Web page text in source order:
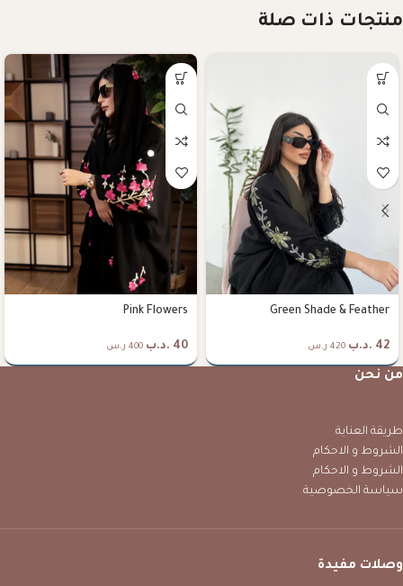
منتجات ذات صلة
Green Shade & Feather
42 .د.ب 420 ر.س
Pink Flowers
40 .د.ب 400 ر.س
من نحن
طريقة العناية
الشروط و الاحكام
الشروط و الاحكام
سياسة الخصوصية
وصلات مفيدة